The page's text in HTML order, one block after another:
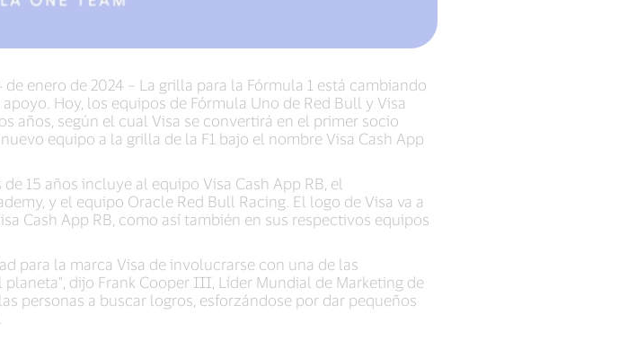
de enero de 2024 – La grilla para la Fórmula 1 está cambiando
Hoy, los equipos de Fórmula Uno de Red Bull y Visa
años, según el cual Visa se convertirá en el primer socio
equipo a la grilla de la F1 bajo el nombre Visa Cash App
15 años incluye al equipo Visa Cash App RB, el
y el equipo Oracle Red Bull Racing. El logo de Visa va a
Cash App RB, como así también en sus respectivos equipos
para la marca Visa de involucrarse con una de las
dijo Frank Cooper III, Líder Mundial de Marketing de
personas a buscar logros, esforzándose por dar pequeños